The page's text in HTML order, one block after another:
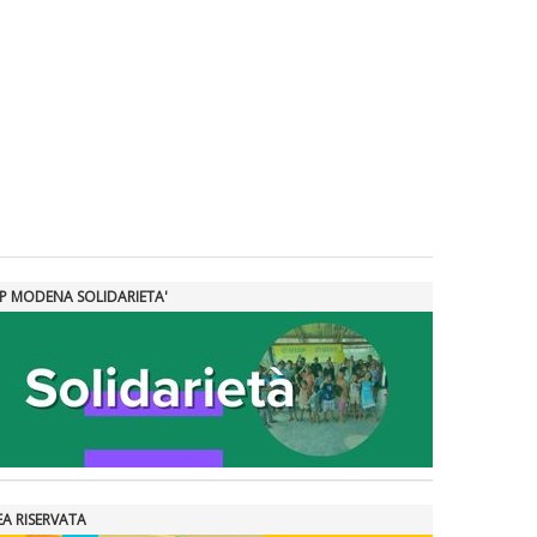
MODENA SOLIDARIETA'
RISERVATA